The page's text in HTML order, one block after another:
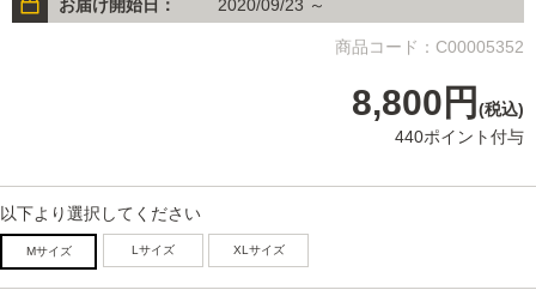
お届け開始日： 2020/09/23 ～
商品コード：C00005352
8,800円 (税込)
440ポイント付与
以下より選択してください
Mサイズ Lサイズ XLサイズ